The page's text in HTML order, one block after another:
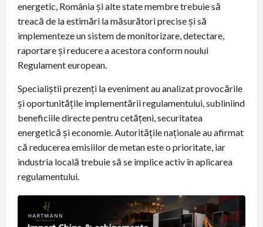
energetic, România și alte state membre trebuie să
treacă de la estimări la măsurători precise și să
implementeze un sistem de monitorizare, detectare,
raportare și reducere a acestora conform noului
Regulament european.
Specialiștii prezenți la eveniment au analizat provocările
și oportunitățile implementării regulamentului, subliniind
beneficiile directe pentru cetățeni, securitatea
energetică și economie. Autoritățile naționale au afirmat
că reducerea emisiilor de metan este o prioritate, iar
industria locală trebuie să se implice activ în aplicarea
regulamentului.